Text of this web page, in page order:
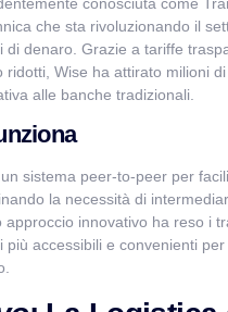
che sta rivoluzionando il
di denaro. Grazie a tariffe
ridotti, Wise ha attirato milioni
alle banche tradizionali.
sistema peer-to-peer per
la necessità di
approccio innovativo ha reso i
più accessibili e convenienti